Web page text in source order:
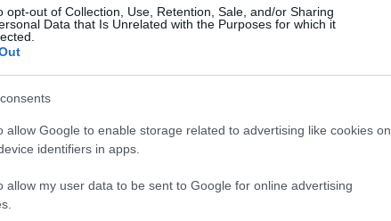
opt-out of Collection, Use, Retention, Sale, and/or Sharing
Data that Is Unrelated with the Purposes for which it
allow Google to enable storage related to advertising like cookies on
identifiers in apps.
allow my user data to be sent to Google for online advertising
due destinazioni spiccano per
Cassinetta di Lugagnano. Entrambe sono
e si prestano a passeggiate tranquille
borghi l’atmosfera è raccolta: le vie sono
sono concentrati, così da